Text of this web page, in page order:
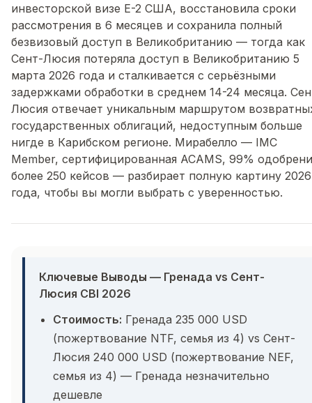
инвесторской визе E-2 США, восстановила сроки
рассмотрения в 6 месяцев и сохранила полный
безвизовый доступ в Великобританию — тогда как
Сент-Люсия потеряла доступ в Великобританию 5
марта 2026 года и сталкивается с серьёзными
задержками обработки в среднем 14-24 месяца.
Люсия отвечает уникальным маршрутом
государственных облигаций, недоступным больше
нигде в Карибском регионе. Мирабелло — IMC
Member, сертифицированная ACAMS, 99%
более 250 кейсов — разбирает полную картину 2026
года, чтобы вы могли выбрать с уверенностью.
Ключевые Выводы — Гренада vs Сент-
Люсия CBI 2026
Стоимость: Гренада 235 000 USD
(пожертвование NTF, семья из 4) vs Сент-
Люсия 240 000 USD (пожертвование NEF,
семья из 4) — Гренада незначительно
дешевле